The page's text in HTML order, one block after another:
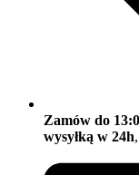
Zamów do
wysyłką w 24h,